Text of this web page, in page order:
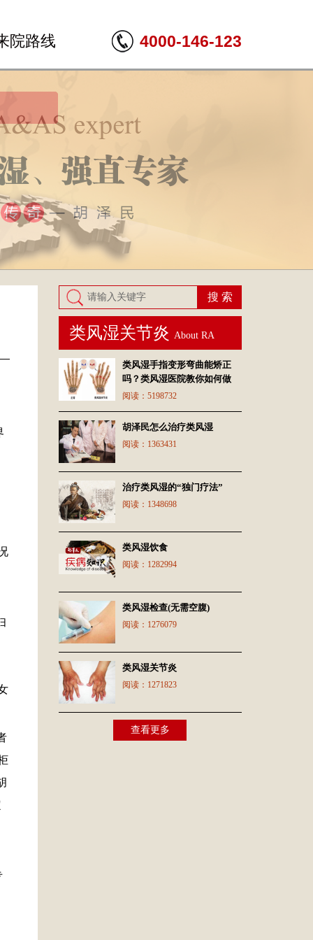
院路线 4000-146-123
搜 索
类风湿关节炎 About RA
类风湿手指变形弯曲能矫正
吗？类风湿医院教你如何做
阅读： 5198732
胡泽民怎么治疗类风湿
阅读： 1363431
治疗类风湿的“独门疗法”
阅读： 1348698
类风湿饮食
阅读： 1282994
类风湿检查(无需空腹)
阅读： 1276079
类风湿关节炎
阅读： 1271823
查看更多